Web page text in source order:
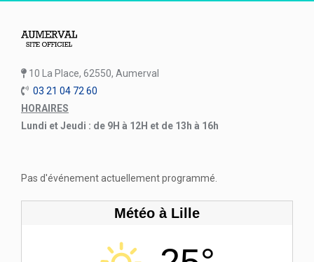
10 La Place, 62550, Aumerval
03 21 04 72 60
HORAIRES
Lundi et Jeudi : de 9H à 12H et de 13h à 16h
Pas d'événement actuellement programmé.
Météo à Lille